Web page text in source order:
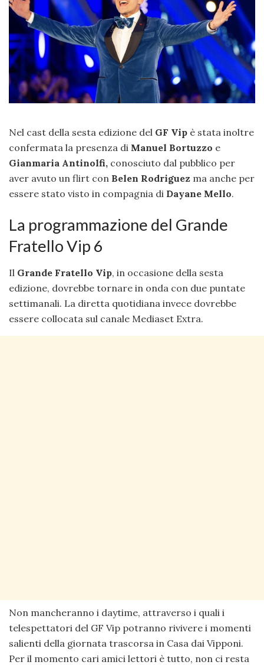
Nel cast della sesta edizione del GF Vip è stata inoltre
confermata la presenza di Manuel Bortuzzo e
Gianmaria Antinolfi, conosciuto dal pubblico per
aver avuto un flirt con Belen Rodriguez ma anche per
essere stato visto in compagnia di Dayane Mello.
La programmazione del Grande
Fratello Vip 6
Il Grande Fratello Vip, in occasione della sesta
edizione, dovrebbe tornare in onda con due puntate
settimanali. La diretta quotidiana invece dovrebbe
essere collocata sul canale Mediaset Extra.
Non mancheranno i daytime, attraverso i quali i
telespettatori del GF Vip potranno rivivere i momenti
salienti della giornata trascorsa in Casa dai Vipponi.
Per il momento cari amici lettori è tutto, non ci resta